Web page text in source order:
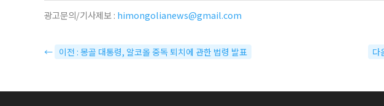
광고문의/기사제보 : himongolianews@gmail.com
← 이전 : 몽골 대통령, 알코올 중독 퇴치에 관한 법령 발표 다